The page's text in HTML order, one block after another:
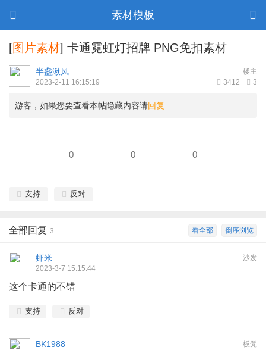
素材模板
[图片素材] 卡通霓虹灯招牌 PNG免扣素材
楼主
半盏湫风
3412 3
2023-2-11 16:15:19
游客，如果您要查看本帖隐藏内容请回复
0 0 0
支持 反对
倒序浏览
看全部
全部回复 3
沙发
虾米
2023-3-7 15:15:44
这个卡通的不错
支持 反对
板凳
BK1988